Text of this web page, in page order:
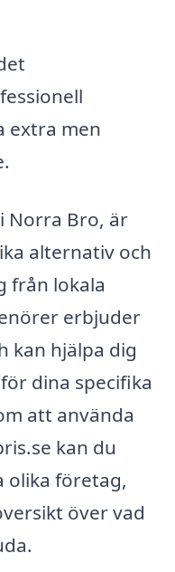
extra men
Norra Bro, är
alternativ och
från lokala
erbjuder
kan hjälpa dig
dina specifika
att använda
kan du
olika företag,
över vad